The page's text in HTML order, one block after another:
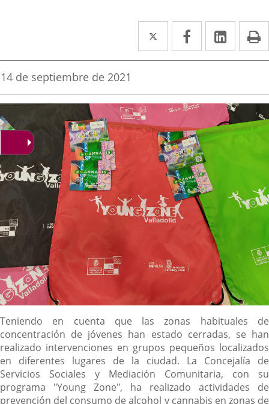
Twitter
Enlace
a
aplicación
externa.
Facebook
Enlace
a
aplicación
externa.
Enlace
a
Fecha
la
noticia
14 de septiembre de 2021
Descripción
Teniendo en cuenta que las zonas habituales de
concentración de jóvenes han estado cerradas, se han
realizado intervenciones en grupos pequeños localizados
en diferentes lugares de la ciudad. La Concejalía de
Servicios Sociales y Mediación Comunitaria, con su
programa "Young Zone", ha realizado actividades de
prevención del consumo de alcohol y cannabis en zonas de